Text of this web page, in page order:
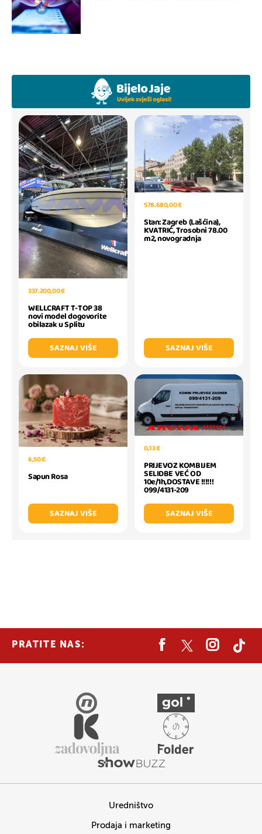
337.200,00 €
WELLCRAFT T-TOP 38
novi model dogovorite
obilazak u Splitu
SAZNAJ VIŠE
578.680,00 €
Stan: Zagreb (Lašćina),
KVATRIĆ, Trosobni 78.00
m2, novogradnja
SAZNAJ VIŠE
6,50 €
Sapun Rosa
SAZNAJ VIŠE
0,13 €
PRIJEVOZ KOMBIJEM
SELIDBE VEĆ OD
10e/1h,DOSTAVE !!!!!!
099/4131-209
SAZNAJ VIŠE
PRATITE NAS:
Uredništvo
Prodaja i marketing